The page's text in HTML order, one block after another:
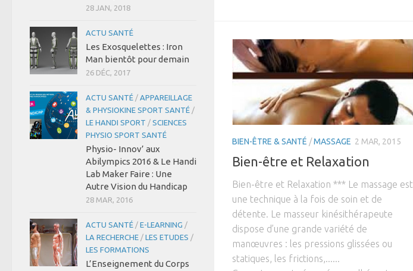
BIEN-ÊTRE & SANTÉ /MASSAGE 2 MAR, 2015
Bien-être et Relaxation
Bien-être et Relaxation *** Le massage est
une technique à la fois de soin et de
détente. Le masseur kinésithérapeute
dispose d’une grande variété de
manœuvres : les pressions glissées ou
statiques, les frictions,......
28 JAN, 2018
ACTU SANTÉ
Les Exosquelettes : Iron
Man bientôt pour demain
26 DÉC, 2017
ACTU SANTÉ / APPAREILLAGE
& PHYSIOKINE SPORT SANTÉ /
LE HANDI SPORT / SCIENCES
PHYSIO SPORT SANTÉ
Physio- Innov’ aux
Abilympics 2016 & Le Handi
Lab Maker Faire : Une
Autre Vision du Handicap
28 MAR, 2016
ACTU SANTÉ / E-LEARNING /
LA RECHERCHE / LES ETUDES /
LES FORMATIONS
L’Enseignement du Corps